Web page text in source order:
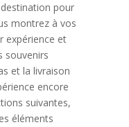
pour
montrez à vos
expérience et
souvenirs
et la livraison
encore
suivantes,
éléments